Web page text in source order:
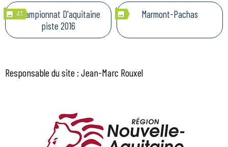
41
Championnat D'aquitaine
piste 2016
Marmont-Pachas
Responsable du site : Jean-Marc Rouxel